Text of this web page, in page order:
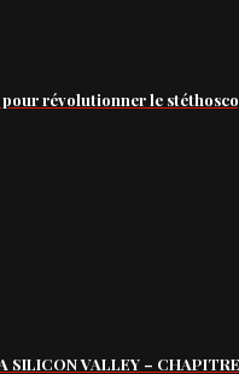
pour révolutionner le
SILICON VALLEY –